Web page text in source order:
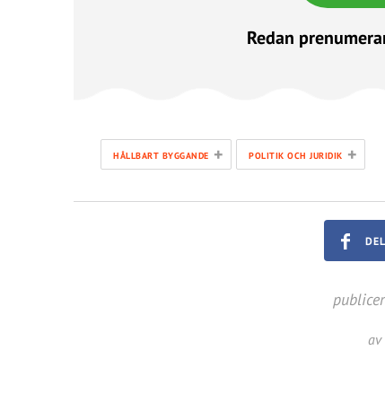
Redan
HÅLLBART BYGGANDE + POLITIK OCH JURIDIK +
av